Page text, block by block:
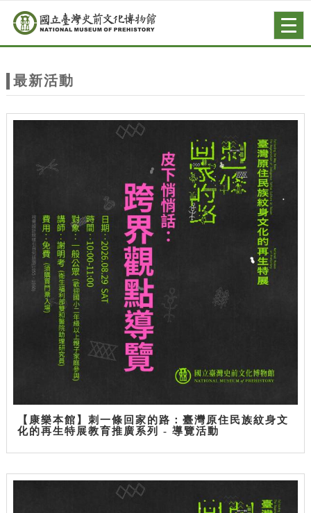
站
主
跳到主要內容
網站導覽
最新活動
【康樂本館】刺一條回家的路：臺灣原住民族紋身文
化的再生特展教育推廣系列 - 導覽活動